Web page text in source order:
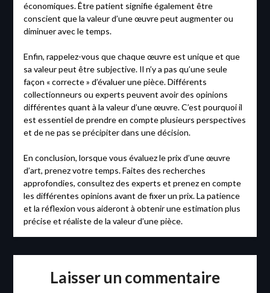
économiques. Être patient signifie également être
conscient que la valeur d’une œuvre peut augmenter ou
diminuer avec le temps.
Enfin, rappelez-vous que chaque œuvre est unique et que
sa valeur peut être subjective. Il n’y a pas qu’une seule
façon « correcte » d’évaluer une pièce. Différents
collectionneurs ou experts peuvent avoir des opinions
différentes quant à la valeur d’une œuvre. C’est pourquoi il
est essentiel de prendre en compte plusieurs perspectives
et de ne pas se précipiter dans une décision.
En conclusion, lorsque vous évaluez le prix d’une œuvre
d’art, prenez votre temps. Faites des recherches
approfondies, consultez des experts et prenez en compte
les différentes opinions avant de fixer un prix. La patience
et la réflexion vous aideront à obtenir une estimation plus
précise et réaliste de la valeur d’une pièce.
Laisser un commentaire